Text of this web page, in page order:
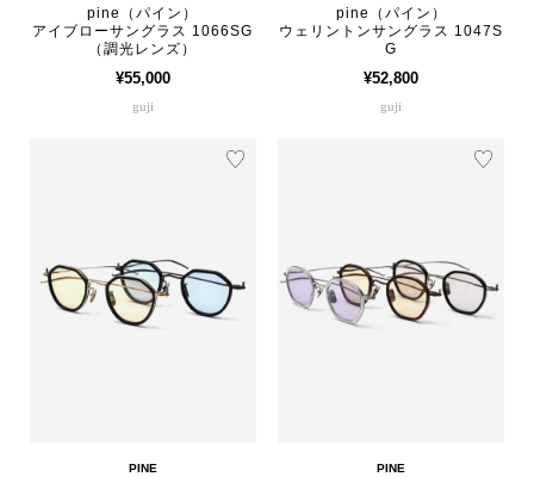
pine（パイン）
アイブローサングラス 1066SG
（調光レンズ）
¥55,000
guji
pine（パイン）
ウェリントンサングラス 1047S
G
¥52,800
guji
PINE PINE